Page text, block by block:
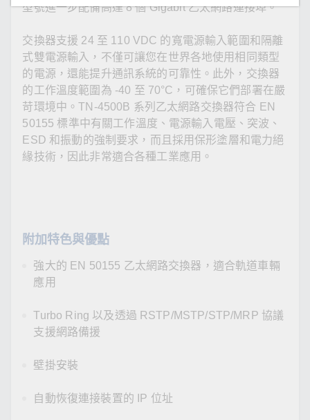
型號進一步配備高達 8 個 Gigabit 乙太網路連接埠。
交換器支援 24 至 110 VDC 的寬電源輸入範圍和隔離
式雙電源輸入，不僅可讓您在世界各地使用相同類型
的電源，還能提升通訊系統的可靠性。此外，交換器
的工作溫度範圍為 -40 至 70°C，可確保它們部署在嚴
苛環境中。TN-4500B 系列乙太網路交換器符合 EN
50155 標準中有關工作溫度、電源輸入電壓、突波、
ESD 和振動的強制要求，而且採用保形塗層和電力絕
緣技術，因此非常適合各種工業應用。
附加特色與優點
強大的 EN 50155 乙太網路交換器，適合軌道車輛
應用
Turbo Ring 以及透過 RSTP/MSTP/STP/MRP 協議
支援網路備援
壁掛安裝
自動恢復連接裝置的 IP 位址